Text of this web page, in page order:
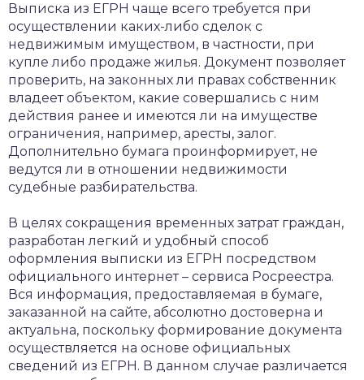
Выписка из ЕГРН чаще всего требуется при
осуществлении каких-либо сделок с
недвижимым имуществом, в частности, при
купле либо продаже жилья. Документ позволяет
проверить, на законных ли правах собственник
владеет объектом, какие совершались с ним
действия ранее и имеются ли на имуществе
ограничения, например, аресты, залог.
Дополнительно бумага проинформирует, не
ведутся ли в отношении недвижимости
судебные разбирательства.
В целях сокращения временных затрат граждан,
разработан легкий и удобный способ
оформления выписки из ЕГРН посредством
официального интернет – сервиса Росреестра.
Вся информация, предоставляемая в бумаге,
заказанной на сайте, абсолютно достоверна и
актуальна, поскольку формирование документа
осуществляется на основе официальных
сведений из ЕГРН. В данном случае различается